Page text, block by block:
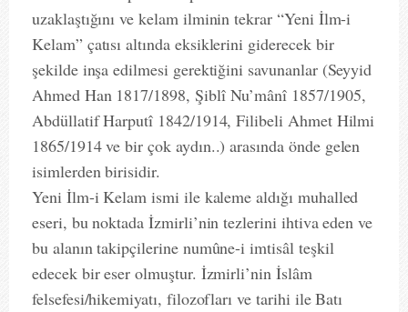
uzaklaştığını ve kelam ilminin tekrar “Yeni İlm-i
Kelam” çatısı altında eksiklerini giderecek bir
şekilde inşa edilmesi gerektiğini savunanlar (Seyyid
Ahmed Han 1817/1898, Şiblî Nu’mânî 1857/1905,
Abdüllatif Harputî 1842/1914, Filibeli Ahmet Hilmi
1865/1914 ve bir çok aydın..) arasında önde gelen
isimlerden birisidir.
Yeni İlm-i Kelam ismi ile kaleme aldığı muhalled
eseri, bu noktada İzmirli’nin tezlerini ihtiva eden ve
bu alanın takipçilerine numûne-i imtisâl teşkil
edecek bir eser olmuştur. İzmirli’nin İslâm
felsefesi/hikemiyatı, filozofları ve tarihi ile Batı